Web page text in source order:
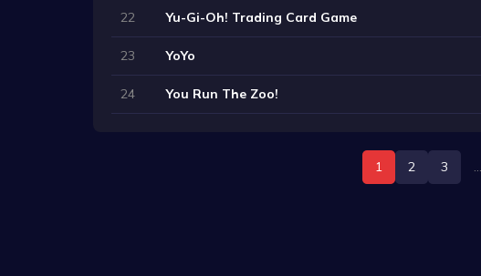
22 Yu-Gi-Oh! Trading Card Game
23 YoYo
24 You Run The Zoo!
1 2 3